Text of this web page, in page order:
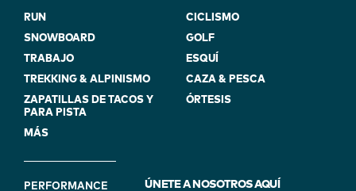
RUN
CICLISMO
SNOWBOARD
GOLF
TRABAJO
ESQUÍ
TREKKING & ALPINISMO
CAZA & PESCA
ZAPATILLAS DE TACOS Y
PARA PISTA
ÓRTESIS
MÁS
PERFORMANCE
ÚNETE A NOSOTROS AQUÍ